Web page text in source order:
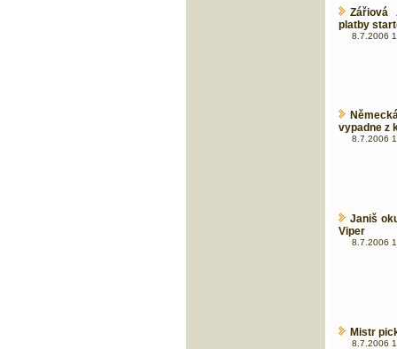
Zářiová
platby
8.7.2006
vypadne z
8.7.2006
Janiš
Viper
8.7.2006
Mistr
8.7.2006